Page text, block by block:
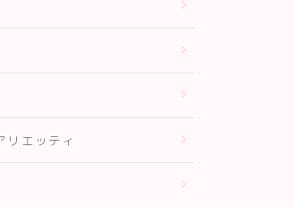
リエッティ